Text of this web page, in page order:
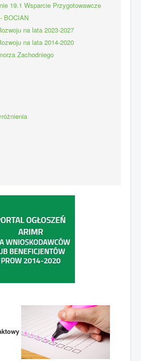
19.1 Wsparcie Przygotowawcze
BOCIAN
na lata 2023-2027
na lata 2014-2020
Zachodniego